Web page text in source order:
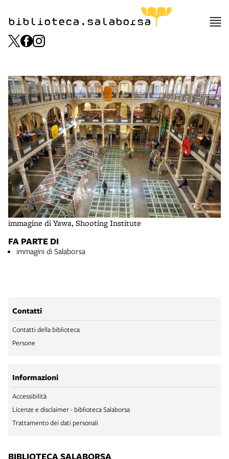
biblioteca.salaborsa
immagine di Yawa, Shooting Institute
FA PARTE DI
immagini di Salaborsa
Contatti
Contatti della biblioteca
Persone
Informazioni
Accessibilità
Licenze e disclaimer - biblioteca Salaborsa
Trattamento dei dati personali
BIBLIOTECA SALABORSA